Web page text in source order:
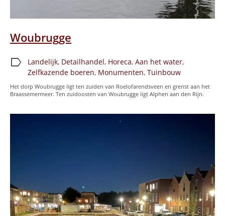
Woubrugge
label Landelijk, Detailhandel, Horeca, Aan het water,
Zelfkazende boeren, Monumenten, Tuinbouw
Het dorp Woubrugge ligt ten zuiden van Roelofarendsveen en grenst aan het
Braassemermeer. Ten zuidoosten van Woubrugge ligt Alphen aan den Rijn.